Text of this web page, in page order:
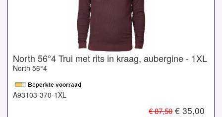
North 56°4 Trui met rits in kraag, aubergine - 1XL
North 56°4
A93103-370-1XL
€ 87,50€ 35,00